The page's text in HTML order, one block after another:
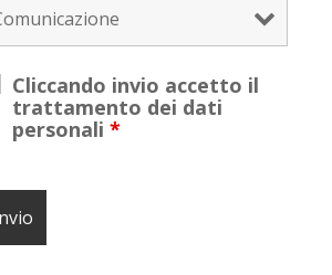
Cliccando invio accetto il
trattamento dei dati
personali*